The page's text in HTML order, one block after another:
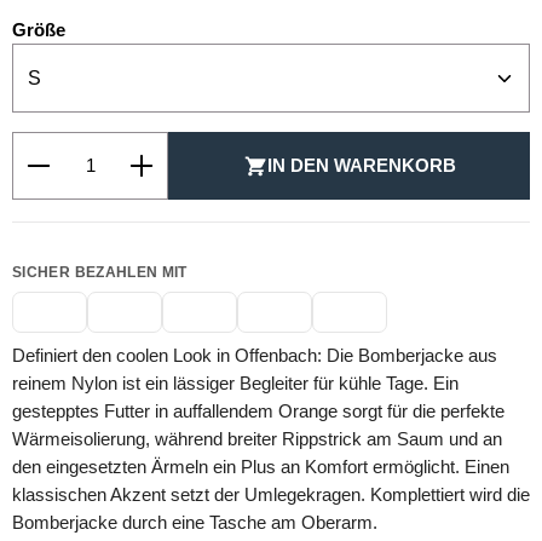
Größeauswählen
IN DEN WARENKORB
SICHER BEZAHLEN MIT
Definiert den coolen Look in Offenbach: Die Bomberjacke aus
reinem Nylon ist ein lässiger Begleiter für kühle Tage. Ein
gestepptes Futter in auffallendem Orange sorgt für die perfekte
Wärmeisolierung, während breiter Rippstrick am Saum und an
den eingesetzten Ärmeln ein Plus an Komfort ermöglicht. Einen
klassischen Akzent setzt der Umlegekragen. Komplettiert wird die
Bomberjacke durch eine Tasche am Oberarm.